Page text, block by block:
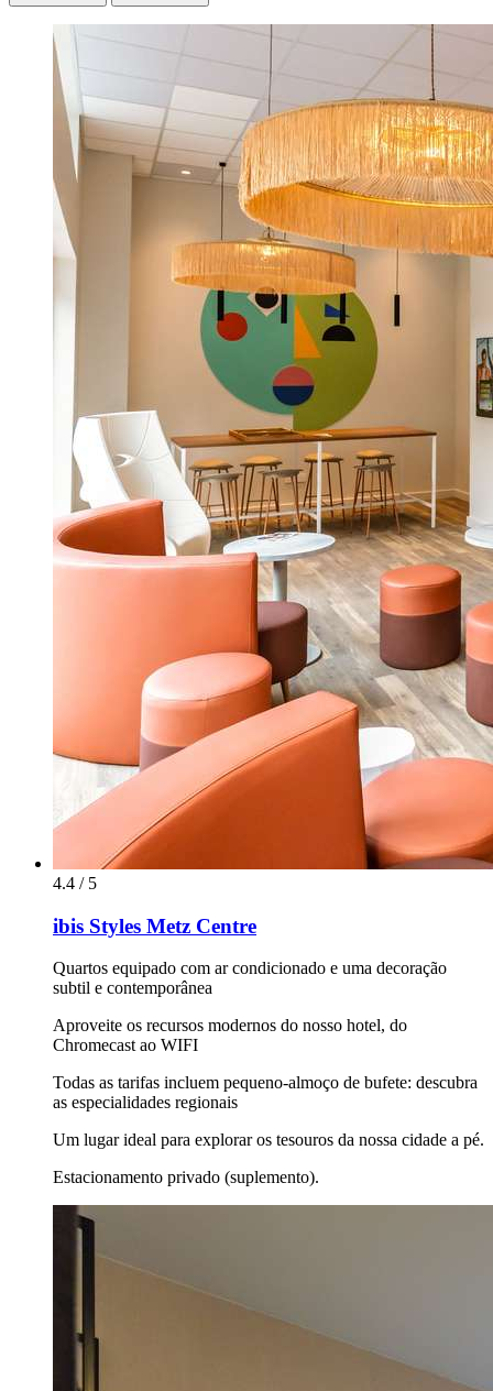
4.4 / 5
ibis Styles Metz Centre
Quartos equipado com ar condicionado e uma decoração
subtil e contemporânea
Aproveite os recursos modernos do nosso hotel, do
Chromecast ao WIFI
Todas as tarifas incluem pequeno-almoço de bufete: descubra
as especialidades regionais
Um lugar ideal para explorar os tesouros da nossa cidade a pé.
Estacionamento privado (suplemento).